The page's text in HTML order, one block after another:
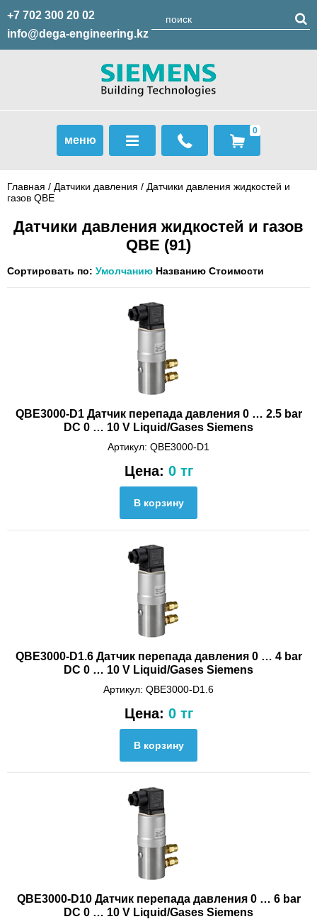
+7 702 300 20 02
info@dega-engineering.kz
меню
0
Главная / Датчики давления / Датчики давления жидкостей и
газов QBE
Датчики давления жидкостей и газов
QBE (91)
Сортировать по: Умолчанию Названию Стоимости
QBE3000-D1 Датчик перепада давления 0 … 2.5 bar
DC 0 … 10 V Liquid/Gases Siemens
Артикул: QBE3000-D1
Цена: 0 тг
QBE3000-D1.6 Датчик перепада давления 0 … 4 bar
DC 0 … 10 V Liquid/Gases Siemens
Артикул: QBE3000-D1.6
Цена: 0 тг
QBE3000-D10 Датчик перепада давления 0 … 6 bar
DC 0 … 10 V Liquid/Gases Siemens